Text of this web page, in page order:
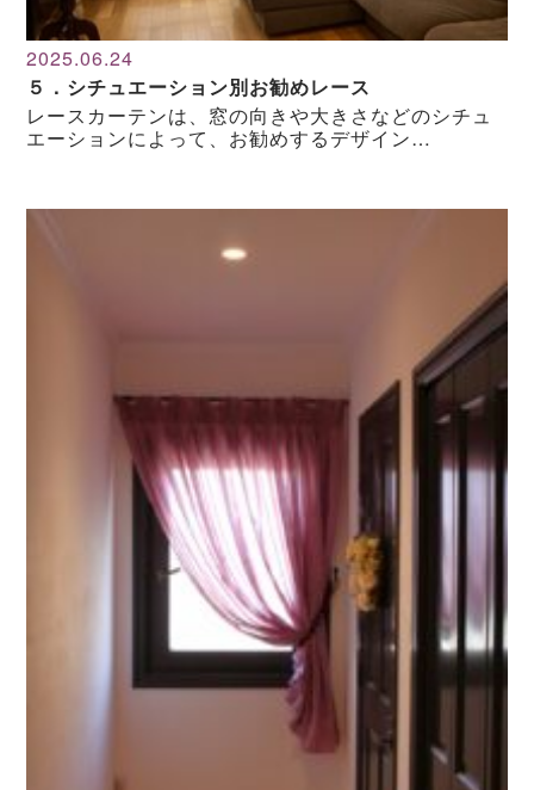
2025.06.24
５．シチュエーション別お勧めレース
レースカーテンは、窓の向きや大きさなどのシチュ
エーションによって、お勧めするデザイン…